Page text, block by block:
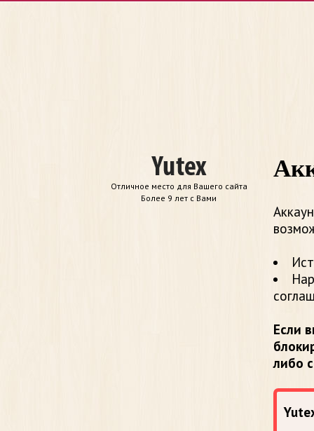
Отличное место для Вашего сайта
Более 9 лет с Вами
Если
либо